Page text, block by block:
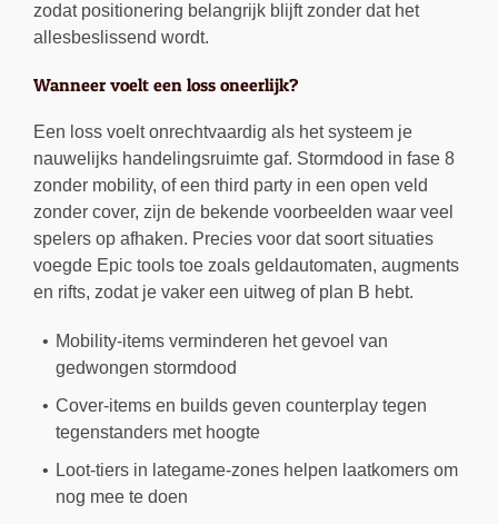
zodat positionering belangrijk blijft zonder dat het
allesbeslissend wordt.
Wanneer voelt een loss oneerlijk?
Een loss voelt onrechtvaardig als het systeem je
nauwelijks handelingsruimte gaf. Stormdood in fase 8
zonder mobility, of een third party in een open veld
zonder cover, zijn de bekende voorbeelden waar veel
spelers op afhaken. Precies voor dat soort situaties
voegde Epic tools toe zoals geldautomaten, augments
en rifts, zodat je vaker een uitweg of plan B hebt.
Mobility-items verminderen het gevoel van
gedwongen stormdood
Cover-items en builds geven counterplay tegen
tegenstanders met hoogte
Loot-tiers in lategame-zones helpen laatkomers om
nog mee te doen